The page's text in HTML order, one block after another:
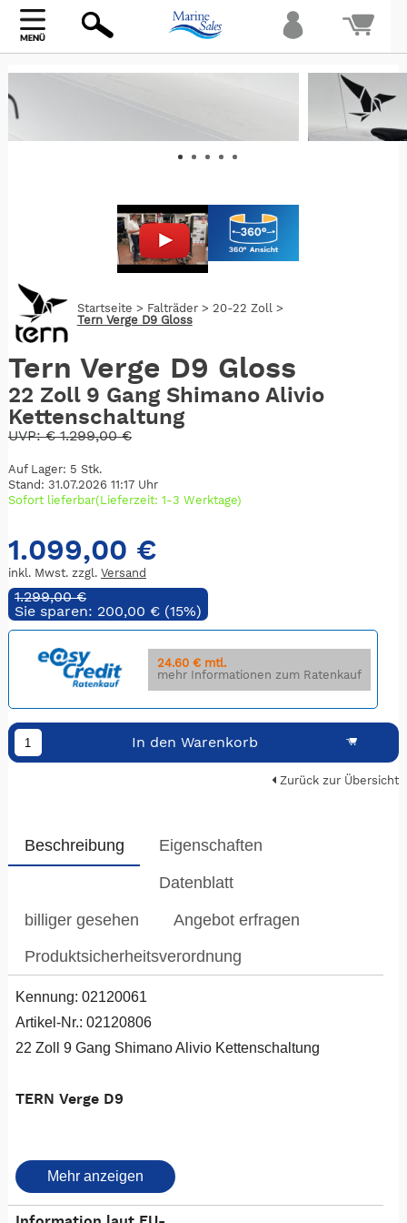
Startseite > Falträder> 20-22 Zoll
>
Tern Verge D9 Gloss
Tern Verge D9 Gloss
22 Zoll 9 Gang Shimano Alivio
Kettenschaltung
UVP:€1.299,00 €
Auf Lager: 5 Stk.
Stand: 31.07.2026 11:17 Uhr
Sofort lieferbar(Lieferzeit: 1-3 Werktage)
1.099,00 €
inkl. Mwst. zzgl. Versand
1.299,00 €
Sie sparen: 200,00 € (15%)
24.60 € mtl.
mehr Informationen zum Ratenkauf
In den Warenkorb
Zurück zur Übersicht
Beschreibung Eigenschaften
Datenblatt
billiger gesehen Angebot erfragen
Produktsicherheitsverordnung
Kennung: 02120061
Artikel-Nr.: 02120806
22 Zoll 9 Gang Shimano Alivio Kettenschaltung
TERN Verge D9
DER FLINKE FLITZER
Das Verge D9 bildet den Einstieg in die komplett
Mehr anzeigen